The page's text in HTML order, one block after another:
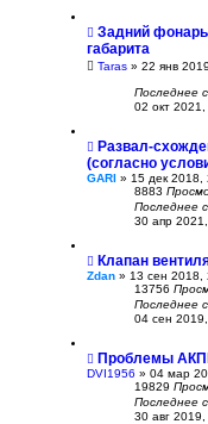
Задний фонарь
габарита
Taras » 22 янв
Последнее
02 окт 2021,
Развал-
(согласно
GARI » 15 дек 2018,
8883
Последнее
30 апр
Клапан
Zdan » 13 сен 2018,
13756
Последнее
04 сен
Проблемы
DVI1956 » 04 мар
19829
Последнее
30 авг 2019,